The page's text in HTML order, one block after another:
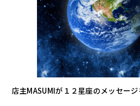
店主MASUMIが１２星座のメッセー